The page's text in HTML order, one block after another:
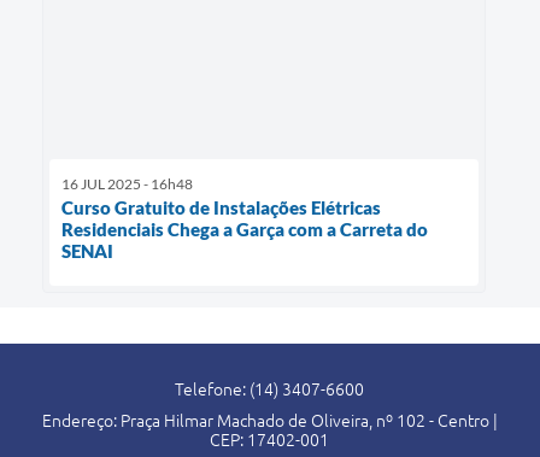
16 JUL 2025 - 16h48
Curso Gratuito de Instalações Elétricas
Residenciais Chega a Garça com a Carreta do
SENAI
Telefone: (14) 3407-6600
Endereço: Praça Hilmar Machado de Oliveira, nº 102 - Centro |
CEP: 17402-001